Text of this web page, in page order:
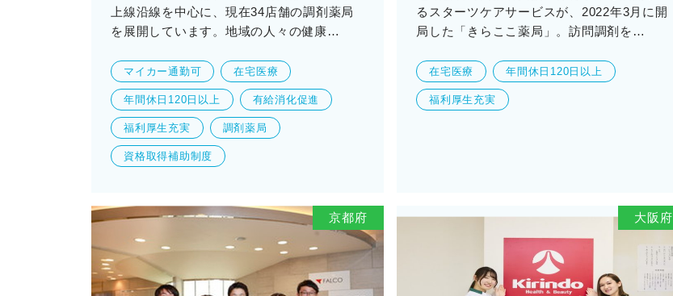
上線沿線を中心に、現在34店舗の調剤薬局
を展開しています。地域の人々の健康…
マイカー通勤可 在宅医療
年間休日120日以上 有給消化促進
福利厚生充実 調剤薬局
資格取得補助制度
るスターツケアサービスが、2022年3月に開
局した「きらここ薬局」。訪問調剤を…
在宅医療 年間休日120日以上
福利厚生充実
京都府 大阪府